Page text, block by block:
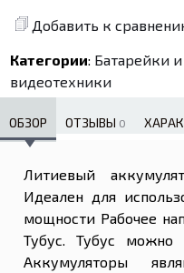
Добавить к
Категории: Батарейки
видеотехники
ОБЗОР ОТЗЫВЫ 0
Литиевый
Идеален для
мощности Рабочее
Тубус. Тубус можно
Аккумуляторы